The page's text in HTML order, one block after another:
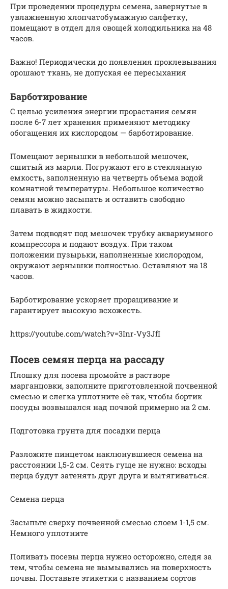
При проведении процедуры семена, завернутые в
увлажненную хлопчатобумажную салфетку,
помещают в отдел для овощей холодильника на 48
часов.
Важно! Периодически до появления проклевывания
орошают ткань, не допуская ее пересыхания
Барботирование
С целью усиления энергии прорастания семян
после 6-7 лет хранения применяют методику
обогащения их кислородом — барботирование.
Помещают зернышки в небольшой мешочек,
сшитый из марли. Погружают его в стеклянную
емкость, заполненную на четверть объема водой
комнатной температуры. Небольшое количество
семян можно засыпать и оставить свободно
плавать в жидкости.
Затем подводят под мешочек трубку аквариумного
компрессора и подают воздух. При таком
положении пузырьки, наполненные кислородом,
окружают зернышки полностью. Оставляют на 18
часов.
Барботирование ускоряет проращивание и
гарантирует высокую всхожесть.
https://youtube.com/watch?v=3Inr-Vy3JfI
Посев семян перца на рассаду
Плошку для посева промойте в растворе
марганцовки, заполните приготовленной почвенной
смесью и слегка уплотните её так, чтобы бортик
посуды возвышался над почвой примерно на 2 см.
Подготовка грунта для посадки перца
Разложите пинцетом наклюнувшиеся семена на
расстоянии 1,5-2 см. Сеять гуще не нужно: всходы
перца будут затенять друг друга и вытягиваться.
Семена перца
Засыпьте сверху почвенной смесью слоем 1-1,5 см.
Немного уплотните
Поливать посевы перца нужно осторожно, следя за
тем, чтобы семена не вымывались на поверхность
почвы. Поставьте этикетки с названием сортов